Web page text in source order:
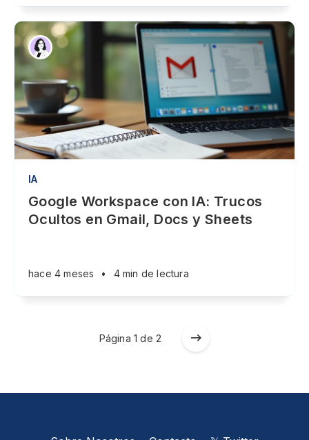
IA
Google Workspace con IA: Trucos
Ocultos en Gmail, Docs y Sheets
hace 4 meses • 4 min de lectura
Página 1 de 2